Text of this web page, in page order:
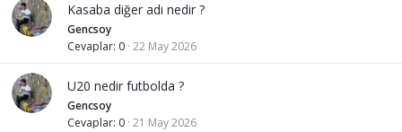
Kasaba diğer adı nedir ?
Gencsoy
Cevaplar 0 22 May 2026
U20 nedir futbolda ?
Gencsoy
Cevaplar 0 21 May 2026